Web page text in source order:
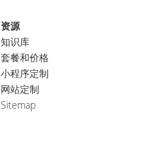
资源
知识库
套餐和价格
小程序定制
网站定制
Sitemap